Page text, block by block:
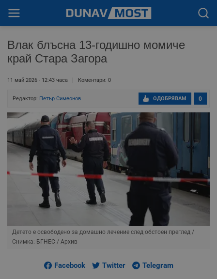
Влак блъсна 13-годишно момиче
край Стара Загора
11 май 2026 - 12:43 часа Коментари: 0
Редактор: Петър Симеонов 0
ОДОБРЯВАМ
Детето е освободено за домашно лечение след обстоен преглед /
Снимка: БГНЕС / Архив
Facebook Twitter Telegram